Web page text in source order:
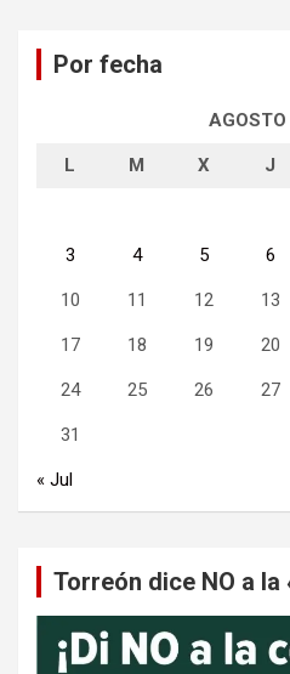
Por fecha
L M X J
3 4 5 6
10 11 12 13
17 18 19 20
24 25 26 27
31
« Jul
Torreón dice NO a la